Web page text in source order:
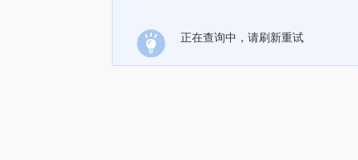
正在查询中，请刷新重试